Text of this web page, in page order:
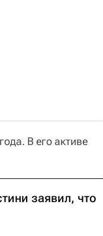
В его активе
заявил, что